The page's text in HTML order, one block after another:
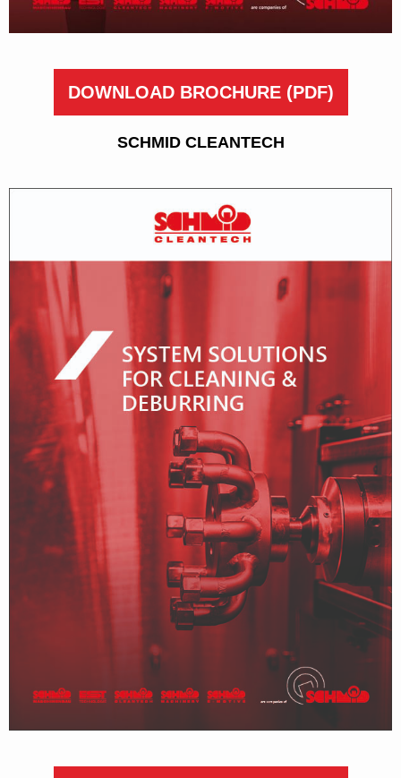
DOWNLOAD BROCHURE (PDF)
SCHMID CLEANTECH